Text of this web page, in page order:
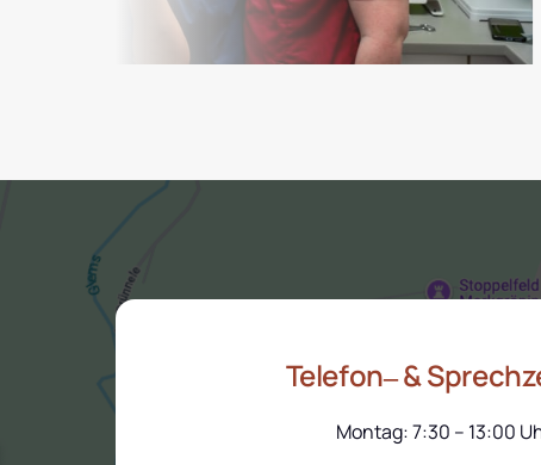
Telefon‒&
Montag: 7:30 – 13:00